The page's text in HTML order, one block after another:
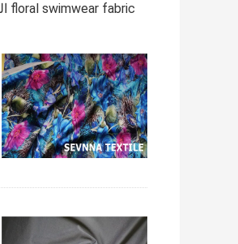
floral swimwear fabric التصنيع عبر الإنترنت